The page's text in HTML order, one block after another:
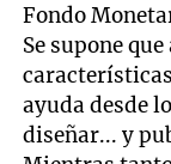
Fondo
Se supone
ayuda desde
diseñar... y